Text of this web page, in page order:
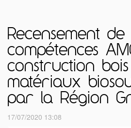
Recensement de
compétences
construction
matériaux
par la Région
17/07/2020 13:08